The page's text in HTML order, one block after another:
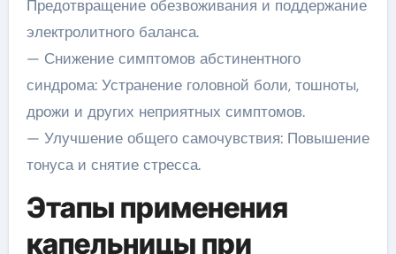
Предотвращение обезвоживания и поддержание
электролитного баланса.
— Снижение симптомов абстинентного
синдрома: Устранение головной боли, тошноты,
дрожи и других неприятных симптомов.
— Улучшение общего самочувствия: Повышение
тонуса и снятие стресса.
Этапы применения
капельницы при